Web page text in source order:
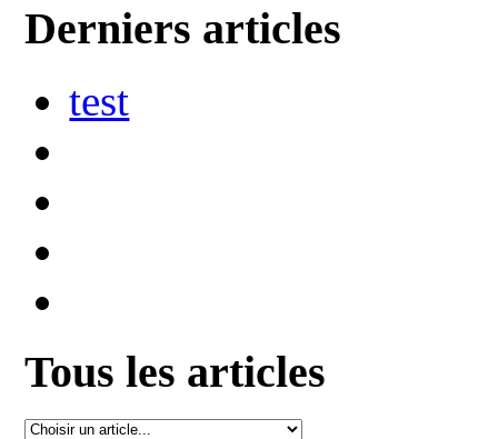
Derniers articles
test
Tous les articles